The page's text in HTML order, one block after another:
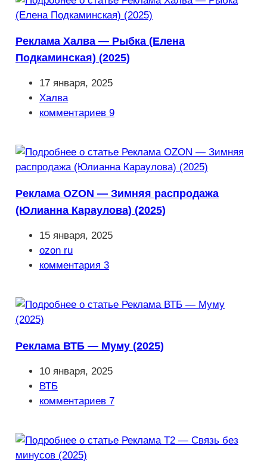
Реклама Халва — Рыбка (Елена
Подкаминская) (2025)
Запись
опубликована:
17 января, 2025
Рубрика
записи:
Халва
Комментарии
комментариев 9
Реклама OZON — Зимняя распродажа
(Юлианна Караулова) (2025)
Запись
опубликована:
15 января, 2025
Рубрика
записи:
ozon ru
Комментарии
комментария 3
Реклама ВТБ — Муму (2025)
Запись
опубликована:
10 января, 2025
Рубрика
записи:
ВТБ
Комментарии
комментариев 7